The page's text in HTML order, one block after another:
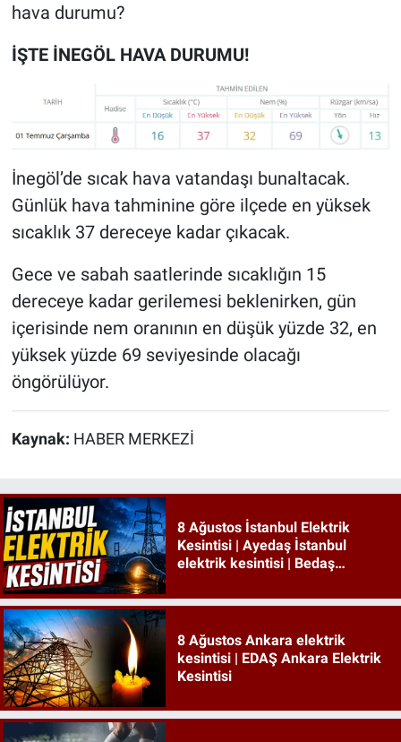
hava durumu?
İŞTE İNEGÖL HAVA DURUMU!
İnegöl’de sıcak hava vatandaşı bunaltacak.
Günlük hava tahminine göre ilçede en yüksek
sıcaklık 37 dereceye kadar çıkacak.
Gece ve sabah saatlerinde sıcaklığın 15
dereceye kadar gerilemesi beklenirken, gün
içerisinde nem oranının en düşük yüzde 32, en
yüksek yüzde 69 seviyesinde olacağı
öngörülüyor.
Kaynak: HABER MERKEZİ
8 Ağustos İstanbul Elektrik
Kesintisi | Ayedaş İstanbul
elektrik kesintisi | Bedaş
8 Ağustos Ankara elektrik
kesintisi | EDAŞ Ankara Elektrik
Kesintisi